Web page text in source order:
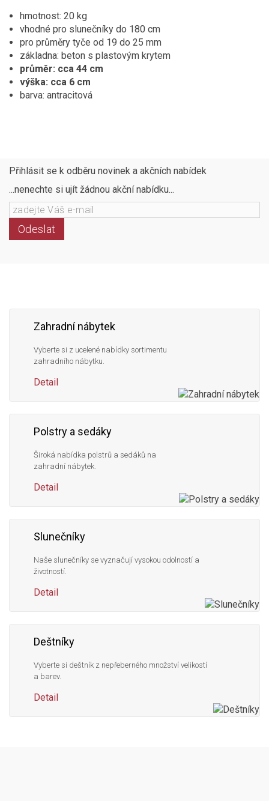
hmotnost: 20 kg
vhodné pro slunečníky do 180 cm
pro průměry tyče od 19 do 25 mm
základna: beton s plastovým krytem
průměr: cca 44 cm
výška: cca 6 cm
barva: antracitová
Přihlásit se k odběru novinek a akčních nabídek
...nenechte si ujít žádnou akční nabídku...
Odeslat
Zahradní nábytek
Vyberte si z ucelené nabídky sortimentu
zahradního nábytku.
Detail
Polstry a sedáky
Široká nabídka polstrů a sedáků na
zahradní nábytek.
Detail
Slunečníky
Naše slunečníky se vyznačují vysokou odolností a
životností.
Detail
Deštníky
Vyberte si deštník z nepřeberného množství velikostí
a barev.
Detail